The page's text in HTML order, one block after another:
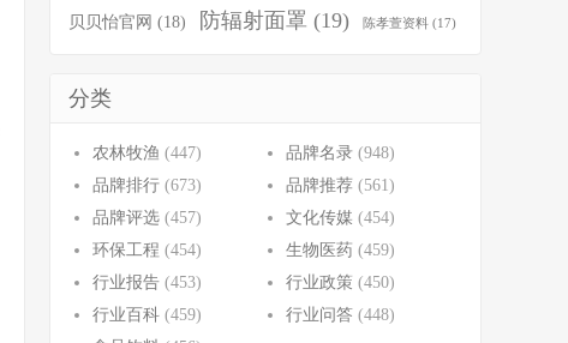
贝贝怡官网 (18) 防辐射面罩 (19) 陈孝萱资料 (17)
分类
农林牧渔 (447) 品牌名录 (948)
品牌排行 (673) 品牌推荐 (561)
品牌评选 (457) 文化传媒 (454)
环保工程 (454) 生物医药 (459)
行业报告 (453) 行业政策 (450)
行业百科 (459) 行业问答 (448)